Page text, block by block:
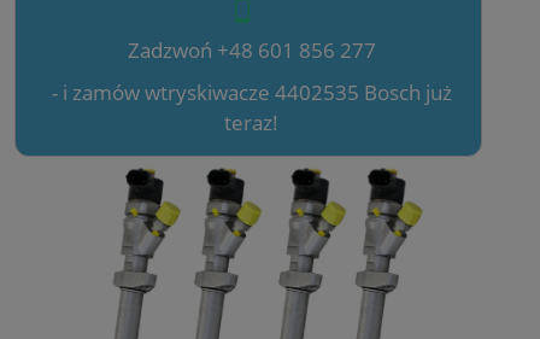
Zadzwoń +48 601 856 277
- i zamów wtryskiwacze 4402535 Bosch już
teraz!